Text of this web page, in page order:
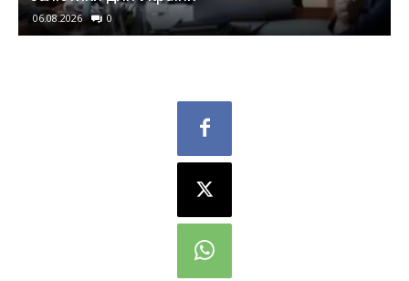
06.08.2026 0